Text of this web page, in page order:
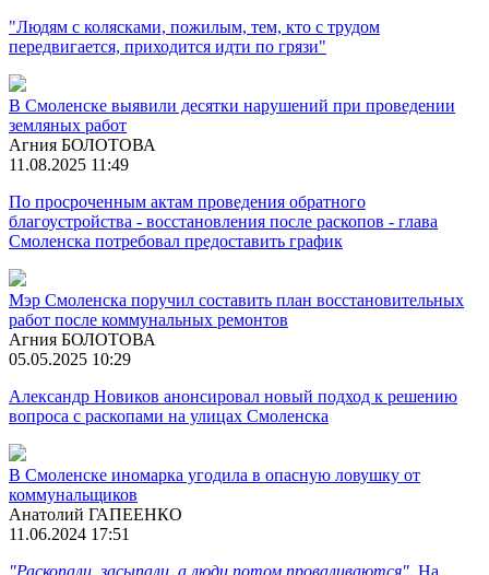
"Людям с колясками, пожилым, тем, кто с трудом
передвигается, приходится идти по грязи"
В Смоленске выявили десятки нарушений при проведении
земляных работ
Агния БОЛОТОВА
11.08.2025 11:49
По просроченным актам проведения обратного
благоустройства - восстановления после раскопов - глава
Смоленска потребовал предоставить график
Мэр Смоленска поручил составить план восстановительных
работ после коммунальных ремонтов
Агния БОЛОТОВА
05.05.2025 10:29
Александр Новиков анонсировал новый подход к решению
вопроса с раскопами на улицах Смоленска
В Смоленске иномарка угодила в опасную ловушку от
коммунальщиков
Анатолий ГАПЕЕНКО
11.06.2024 17:51
"Раскопали, засыпали, а люди потом проваливаются". На